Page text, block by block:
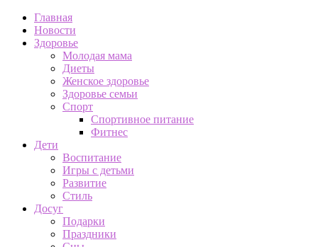
Главная
Новости
Здоровье
Молодая мама
Диеты
Женское здоровье
Здоровье семьи
Спорт
Спортивное питание
Фитнес
Дети
Воспитание
Игры с детьми
Развитие
Стиль
Досуг
Подарки
Праздники